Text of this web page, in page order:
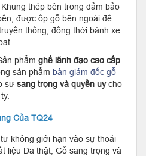
. Khung thép bên trong đảm bảo
được ốp gỗ bên ngoài để
thống, đồng thời bánh xe
phẩm ghế lãnh đạo cao cấp
sản phẩm bàn giám đốc gỗ
sự sang trọng và quyền uycho
Của TQ24
không giới hạn vào sự thoải
liệu Da thật, Gỗ sang trọng và